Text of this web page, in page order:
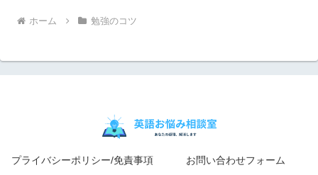
ホーム 勉強のコツ
プライバシーポリシー/免責事項 お問い合わせフォーム